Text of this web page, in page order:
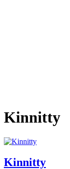
Kinnitty
Kinnitty